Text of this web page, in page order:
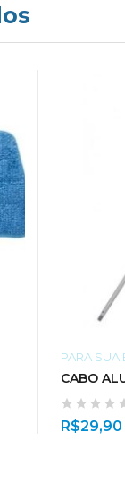
PARA SUA
CABO
R$29,90